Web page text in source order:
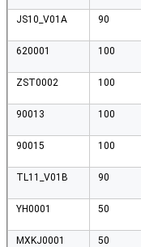
JS10_V01A 90
620001 100
ZST0002 100
90013 100
90015 100
TL11_V01B 90
YH0001 50
MXKJ0001 50